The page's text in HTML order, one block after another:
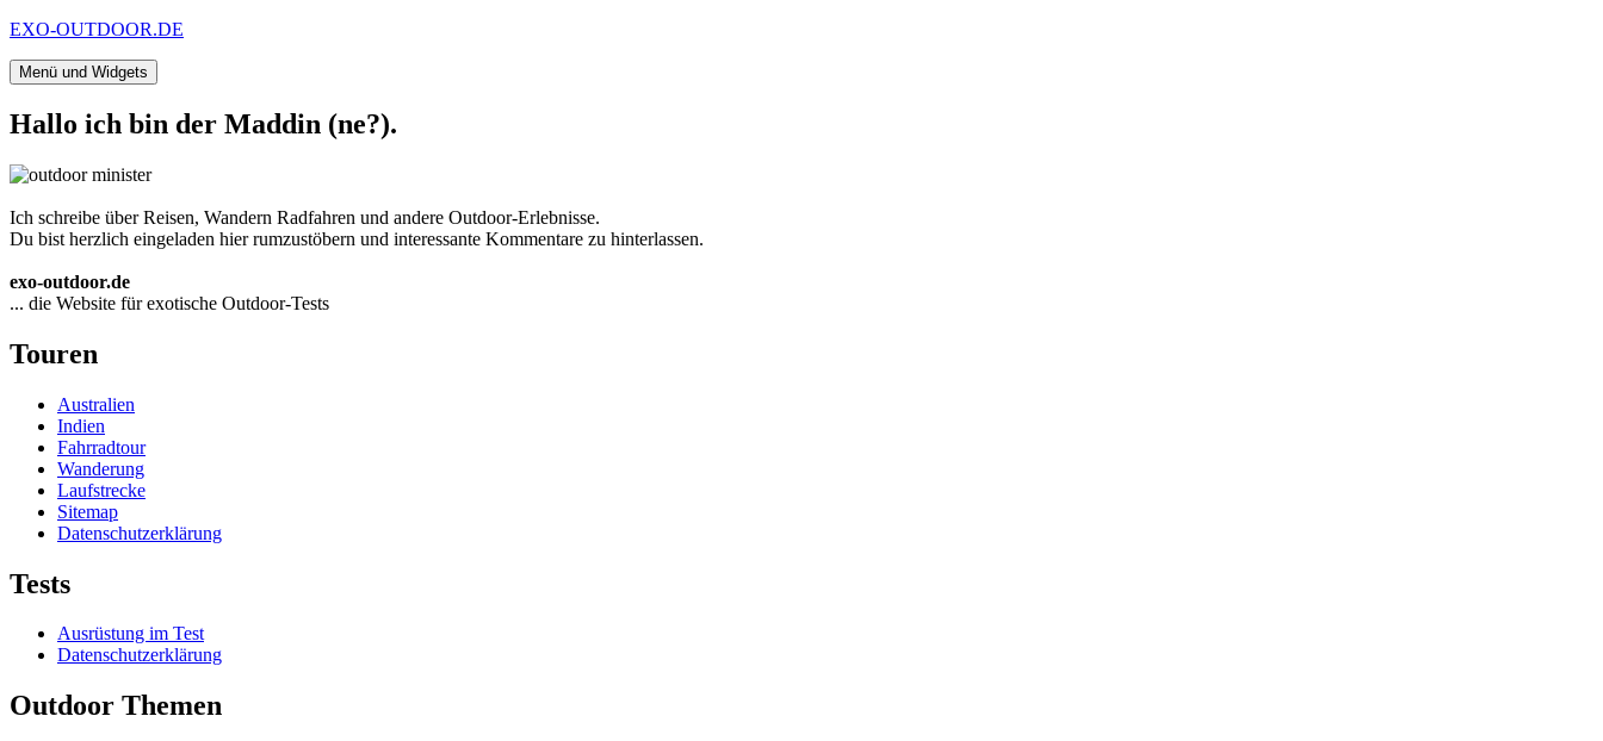
Zum
springen
EXO-OUTDOOR.DE
Menü und Widgets
Hallo ich bin der Maddin (ne?).
Ich schreibe über Reisen, Wandern Radfahren und andere Outdoor-Erlebnisse.
Du bist herzlich eingeladen hier rumzustöbern und interessante Kommentare zu hinterlassen.
exo-outdoor.de
... die Website für exotische Outdoor-Tests
Touren
Australien
Indien
Fahrradtour
Wanderung
Laufstrecke
Sitemap
Datenschutzerklärung
Tests
Ausrüstung im Test
Datenschutzerklärung
Outdoor Themen